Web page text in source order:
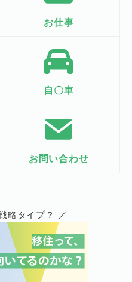
お仕事
自〇車
お問い合わせ
略タイプ？ ／